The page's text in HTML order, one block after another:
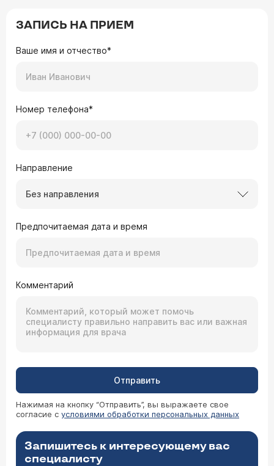
ЗАПИСЬ НА ПРИЕМ
Ваше имя и отчество*
Номер телефона*
Направление
Без направления
Предпочитаемая дата и время
Комментарий
Отправить
Нажимая на кнопку “Отправить”, вы выражаете свое
согласие с условиями обработки персональных данных
Запишитесь к интересующему вас
специалисту